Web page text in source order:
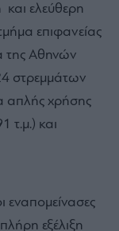
ελεύθερη
επιφανείας
της Αθηνών
στρεμμάτων
απλής χρήσης
τ.μ.) και
εξέλιξη